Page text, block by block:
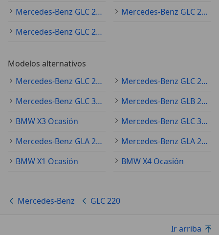
Mercedes-Benz GLC 220 2016
Mercedes-Benz GLC 220 2024
Mercedes-Benz GLC 220 2015
Modelos alternativos
Mercedes-Benz GLC 250 Ocasión
Mercedes-Benz GLC 200 Ocasión
Mercedes-Benz GLC 300 Ocasión
Mercedes-Benz GLB 200 Ocasión
BMW X3 Ocasión
Mercedes-Benz GLC 350 Ocasión
Mercedes-Benz GLA 200 Ocasión
Mercedes-Benz GLA 250 Ocasión
BMW X1 Ocasión
BMW X4 Ocasión
Mercedes-Benz GLC 220
Ir arriba